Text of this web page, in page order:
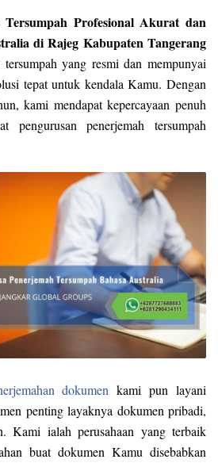
Profesional Akurat dan
di Rajeg Kabupaten Tangerang
yang resmi dan mempunyai
tepat untuk kendala Kamu. Dengan
kami mendapat kepercayaan penuh
penerjemah tersumpah
dokumen kami pun layani
penting layaknya dokumen pribadi,
Kami ialah perusahaan yang terbaik
buat dokumen Kamu disebabkan